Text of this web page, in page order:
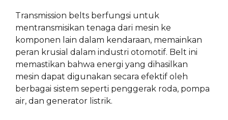
Transmission belts berfungsi untuk
mentransmisikan tenaga dari mesin ke
komponen lain dalam kendaraan, memainkan
peran krusial dalam industri otomotif. Belt ini
memastikan bahwa energi yang dihasilkan
mesin dapat digunakan secara efektif oleh
berbagai sistem seperti penggerak roda, pompa
air, dan generator listrik.